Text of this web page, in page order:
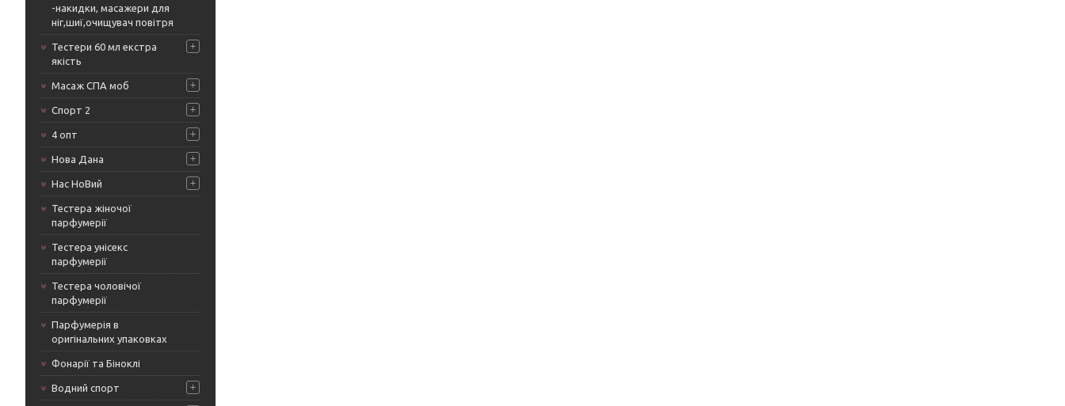
-накидки, масажери для
ніг,шиї,очищувач повітря
Тестери 60 мл екстра
якість
Масаж СПА моб
Спорт 2
4 опт
Нова Дана
Нас НоВий
Тестера жіночої
парфумерії
Тестера унісекс
парфумерії
Тестера чоловічої
парфумерії
Парфумерія в
оригінальних упаковках
Фонарії та Біноклі
Водний спорт